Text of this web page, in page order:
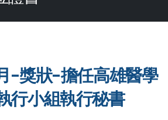
-獎狀-擔任高雄醫學
行小組執行秘書